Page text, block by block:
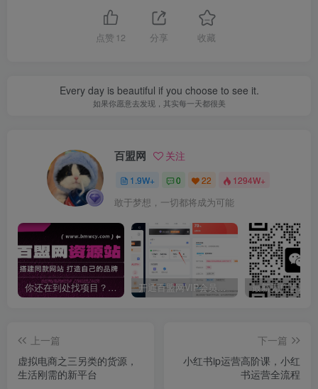
点赞 12 分享 收藏
Every day is beautiful if you choose to see it.
如果你愿意去发现，其实每一天都很美
百盟网 关注
1.9W+ 0 22 1294W+
敢于梦想，一切都将成为可能
你还在到处找项目？还在当韭菜？我靠卖项目一个月收入5万+，曾经我也是个失败者。 开通百盟网VIP会员，尊享全站资源免费下载，享70%的推广提成！！【限时五折优惠】
上一篇
虚拟电商之三另类的货源，
生活刚需的新平台
下一篇
小红书ip运营高阶课，小红
书运营全流程